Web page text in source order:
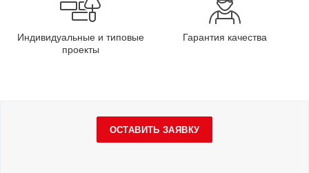
Индивидуальные и типовые
проекты
Гарантия качества
ОСТАВИТЬ ЗАЯВКУ